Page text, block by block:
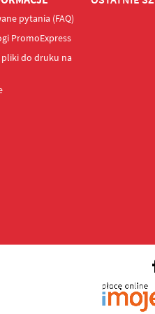
pytania (FAQ)
PromoExpress
do druku na